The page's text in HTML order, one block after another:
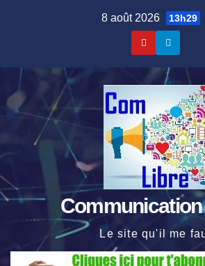
8 août 2026 13h29
Le site qu'il me